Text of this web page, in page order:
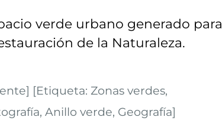
verde urbano generado para
de la Naturaleza.
[Etiqueta: Zonas verdes,
Anillo verde, Geografía]